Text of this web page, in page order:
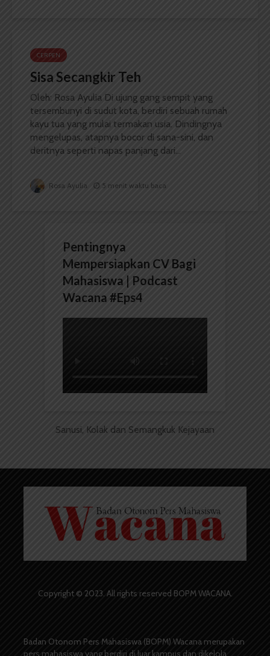
CERPEN
Sisa Secangkir Teh
Oleh: Rosa Ayulia Di ujung gang sempit yang
tersembunyi di sudut kota, berdiri sebuah rumah
kayu tua yang mulai termakan usia. Dindingnya
mengelupas, atapnya bocor di sana-sini, dan
deritnya seperti napas panjang dari...
Rosa Ayulia 5 menit waktu baca
Pentingnya
Mempersiapkan CV Bagi
Mahasiswa | Podcast
Wacana #Eps4
Sanusi, Kolak dan Semangkuk Kejayaan
Copyright © 2023. All rights reserved BOPM WACANA.
Badan Otonom Pers Mahasiswa (BOPM) Wacana merupakan
pers mahasiswa yang berdiri di luar kampus dan dikelola